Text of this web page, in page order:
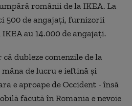
românii de la IKEA. La
500 de angajaţi, furnizorii
au 14.000 de angajaţi.
dubleze comenzile de la
de lucru e ieftină şi
e aproape de Occident - însă
făcută în Romania e nevoie